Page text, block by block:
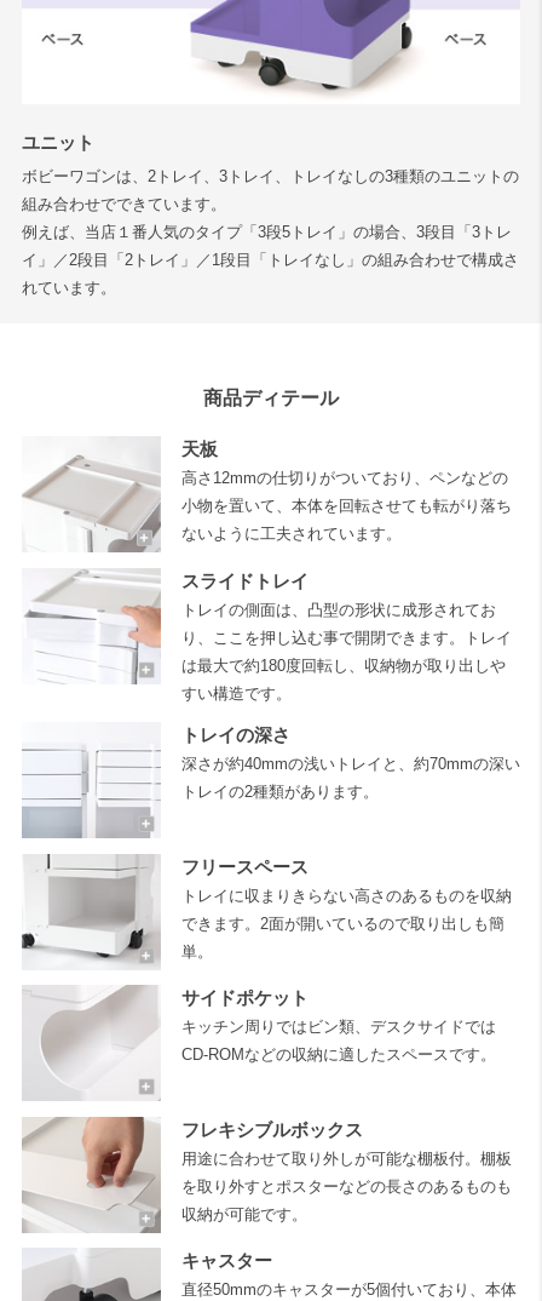
ユニット
ボビーワゴンは、2トレイ、3トレイ、トレイなしの3種類のユニットの
組み合わせでできています。
例えば、当店１番人気のタイプ「3段5トレイ」の場合、3段目「3トレ
イ」／2段目「2トレイ」／1段目「トレイなし」の組み合わせで構成さ
れています。
商品ディテール
天板
高さ12mmの仕切りがついており、ペンなどの
小物を置いて、本体を回転させても転がり落ち
ないように工夫されています。
スライドトレイ
トレイの側面は、凸型の形状に成形されてお
り、ここを押し込む事で開閉できます。トレイ
は最大で約180度回転し、収納物が取り出しや
すい構造です。
トレイの深さ
深さが約40mmの浅いトレイと、約70mmの深い
トレイの2種類があります。
フリースペース
トレイに収まりきらない高さのあるものを収納
できます。2面が開いているので取り出しも簡
単。
サイドポケット
キッチン周りではビン類、デスクサイドでは
CD-ROMなどの収納に適したスペースです。
フレキシブルボックス
用途に合わせて取り外しが可能な棚板付。棚板
を取り外すとポスターなどの長さのあるものも
収納が可能です。
キャスター
直径50mmのキャスターが5個付いており、本体